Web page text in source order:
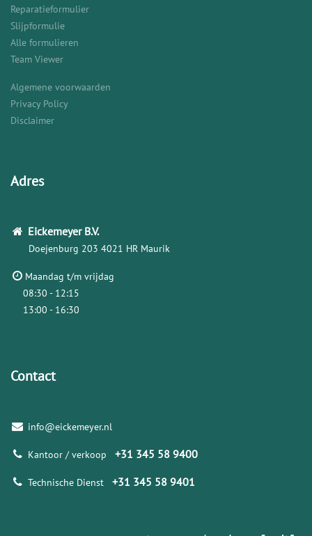
Reparatieformulier
Slijpformulie
Alle formulieren
Team Viewer
Algemene voorwaarden
Privacy Policy
Disclaimer
Adres
Eickemeyer B.V.
Doejenburg 203 4021 HR Maurik
Maandag t/m vrijdag
08:30 - 12:15
13:00 - 16:30
Contact
info@eickemeyer.nl
Kantoor / verkoop +31 345 58 9400
Technische Dienst +31 345 58 9401